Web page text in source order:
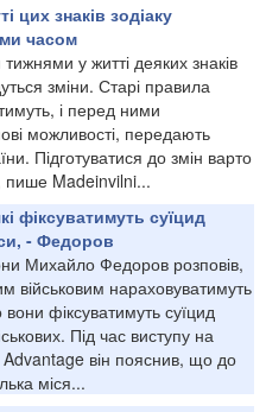
цих знаків зодіаку
часом
у житті деяких знаків
зміни. Старі правила
і перед ними
можливості, передають
Підготуватися до змін варто
пише Madeinvilni...
фіксуватимуть суїцид
- Федоров
Михайло Федоров розповів,
військовим нараховуватимуть
фіксуватимуть суїцид
Під час виступу на
Advantage він пояснив, що до
міся...